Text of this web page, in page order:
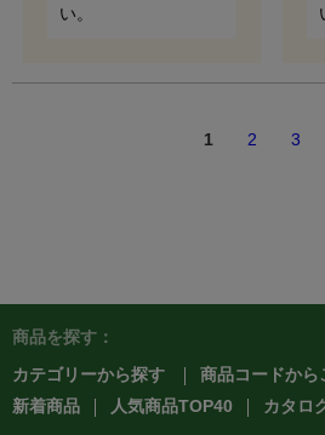
い。
1 2 3
商品を探す：
カテゴリーから探す
商品コードから
新着商品
人気商品TOP40 カタロ